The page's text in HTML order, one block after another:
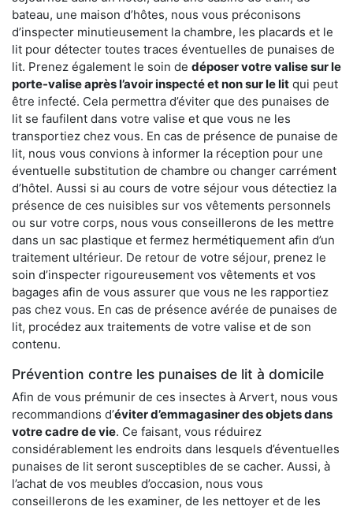
bateau, une maison d’hôtes, nous vous préconisons
d’inspecter minutieusement la chambre, les placards et le
lit pour détecter toutes traces éventuelles de punaises de
lit. Prenez également le soin de déposer votre valise sur le
porte-valise après l’avoir inspecté et non sur le lit qui peut
être infecté. Cela permettra d’éviter que des punaises de
lit se faufilent dans votre valise et que vous ne les
transportiez chez vous. En cas de présence de punaise de
lit, nous vous convions à informer la réception pour une
éventuelle substitution de chambre ou changer carrément
d’hôtel. Aussi si au cours de votre séjour vous détectiez la
présence de ces nuisibles sur vos vêtements personnels
ou sur votre corps, nous vous conseillerons de les mettre
dans un sac plastique et fermez hermétiquement afin d’un
traitement ultérieur. De retour de votre séjour, prenez le
soin d’inspecter rigoureusement vos vêtements et vos
bagages afin de vous assurer que vous ne les rapportiez
pas chez vous. En cas de présence avérée de punaises de
lit, procédez aux traitements de votre valise et de son
contenu.
Prévention contre les punaises de lit à domicile
Afin de vous prémunir de ces insectes à Arvert, nous vous
recommandions d’éviter d’emmagasiner des objets dans
votre cadre de vie. Ce faisant, vous réduirez
considérablement les endroits dans lesquels d’éventuelles
punaises de lit seront susceptibles de se cacher. Aussi, à
l’achat de vos meubles d’occasion, nous vous
conseillerons de les examiner, de les nettoyer et de les